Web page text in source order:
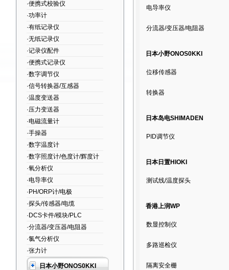
·便携式校验仪
·功率计
·有纸记录仪
·无纸记录仪
·记录仪配件
·便携式记录仪
·数字调节仪
·信号转换器/互感器
·温度变送器
·压力变送器
·电磁流量计
·手操器
·数字温度计
·数字照度计/色度计/辉度计
·氧分析仪
·电导率仪
·PH/ORP计/电极
·探头/传感器/电缆
·DCS卡件/模块/PLC
·分流器/变压器/电阻器
·氯气分析仪
·张力计
日本小野ONOS0KKI
电导率仪
分流器/变压器/电阻器
日本小野ONOS0KKI
位移传感器
转换器
日本岛电SHIMADEN
PID调节仪
日本日置HIOKI
测试线/温度探头
香港上润WP
数显控制仪
多路巡检仪
隔离安全栅